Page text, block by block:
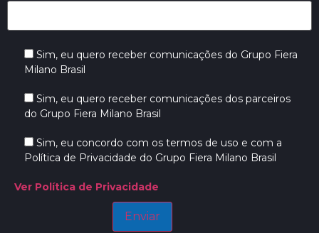
Sim, eu quero receber comunicações do Grupo Fiera
Milano Brasil
Sim, eu quero receber comunicações dos parceiros
do Grupo Fiera Milano Brasil
Sim, eu concordo com os termos de uso e com a
Política de Privacidade do Grupo Fiera Milano Brasil
Ver Política de Privacidade